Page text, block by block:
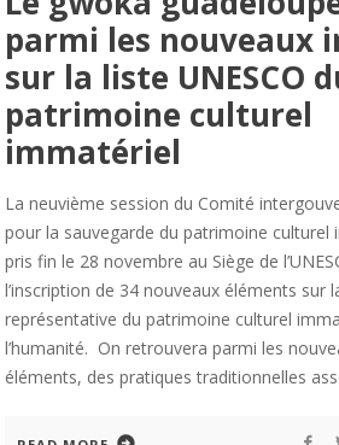
parmi les nouveaux
sur la liste UNESCO
patrimoine culturel
immatériel
La neuvième session du Comité
pour la sauvegarde du patrimoine culturel
pris fin le 28 novembre au Siège de
l’inscription de 34 nouveaux éléments sur
représentative du patrimoine culturel
l’humanité. On retrouvera parmi les
éléments, des pratiques traditionnelles